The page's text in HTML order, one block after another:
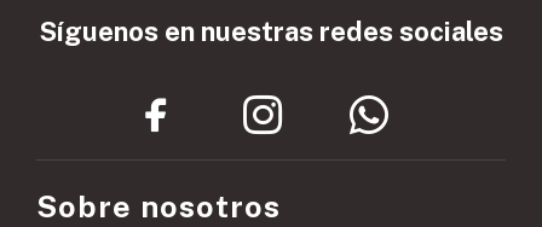
Síguenos en nuestras redes sociales
Sobre nosotros